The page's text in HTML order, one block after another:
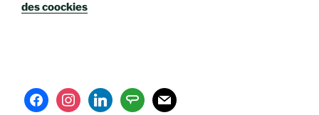
des coockies
facebookinstagramlinkedinangieslist
mail